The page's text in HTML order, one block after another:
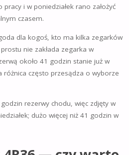
i w poniedziałek rano założyć
czasem.
dla kogoś, kto ma kilka zegarków
nie zakłada zegarka w
około 41 godzin stanie już w
różnica często przesądza o wyborze